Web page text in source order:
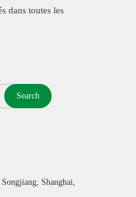
dans toutes les
Search
Shanghai,